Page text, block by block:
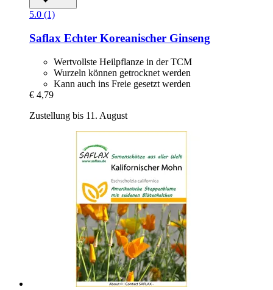
5.0 (1)
Saflax Echter Koreanischer Ginseng
Wertvollste Heilpflanze in der TCM
Wurzeln können getrocknet werden
Kann auch ins Freie gesetzt werden
€ 4,79
Zustellung bis 11. August